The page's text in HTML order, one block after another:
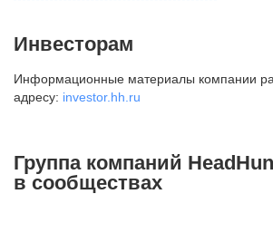
внутригородская территория
Муниципальный округ Тверской,
2-я Брестская ул., д. 48,
+7 495 980-64-27
Инвесторам
Информационные материалы компании
адресу: investor.hh.ru
Группа компаний
в сообществах